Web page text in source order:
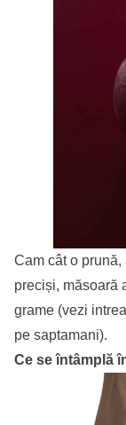
Cam cât o prună,
preciși, măsoară
grame (vezi
pe saptamani).
Ce se întâmplă